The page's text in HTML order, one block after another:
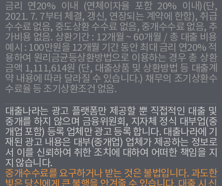
금리 연20% 이내 (연체이자율 포함 20% 이내)(단,
2021. 7. 7부터 체결, 갱신, 연장되는 계약에 한함), 취급
수수료 없음, 중도상환 수수료 없음, 중개수수료 없음, 추
가비용 없음. 상환기간 : 12개월 ~ 60개월 / 총 대출 비용
예시 : 100만원을 12개월 기간 동안 최대 금리 연20% 적
용하여 원리금균등상환방법으로 이용하는 경우 총 상환
금액 1,111,614원 (단, 대출상품 및 상환방법 등 대출계
약 내용에 따라 달라질 수 있습니다.) 채무의 조기상환수
수료율 등 조기상환조건 없음.
대출나라는 광고 플랫폼만 제공할 뿐 직접적인 대출 및
중개를 하지 않으며 금융위원회, 지자체 정식 대부업(중
개업 포함) 등록 업체만 광고 등록 합니다. 대출나라에 기
재된 광고 내용은 대부(중개업) 업체가 제공하는 정보로
서 이를 신뢰하여 취한 조치에 대하여 어떠한 책임을 지
지 않습니다.
중개수수료를 요구하거나 받는 것은 불법입니다. 과도한